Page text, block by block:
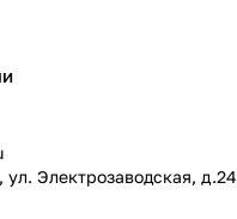
ул. Электрозаводская, д.24